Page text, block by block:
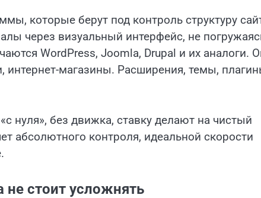
которые берут под контроль структуру
через визуальный интерфейс, не
WordPress, Joomla, Drupal и их аналоги.
интернет-магазины. Расширения, темы,
нуля», без движка, ставку делают на чистый
абсолютного контроля, идеальной скорости
не стоит усложнять